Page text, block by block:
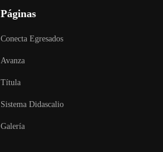
Páginas
Conecta Egresados
Avanza
Títula
Sistema Didascalio
Galería